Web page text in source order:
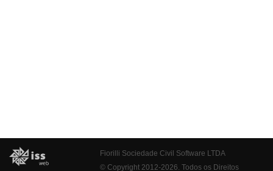
Fiorilli Sociedade Civil Software LTDA
© Copyright 2012-2026. Todos os Direitos